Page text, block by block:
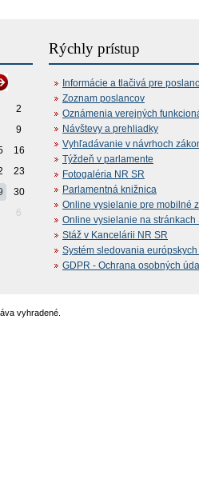
2
9
16
23
30
6
Rýchly prístup
Informácie a tlačivá pre
Zoznam poslancov
Oznámenia verejných
Návštevy a prehliadky
Vyhľadávanie v návrhoch
Týždeň v parlamente
Fotogaléria NR SR
Parlamentná knižnica
Online vysielanie pre mobilné
Online vysielanie na stránkach
Stáž v Kancelárii NR SR
Systém sledovania
GDPR - Ochrana osobných
vyhradené.